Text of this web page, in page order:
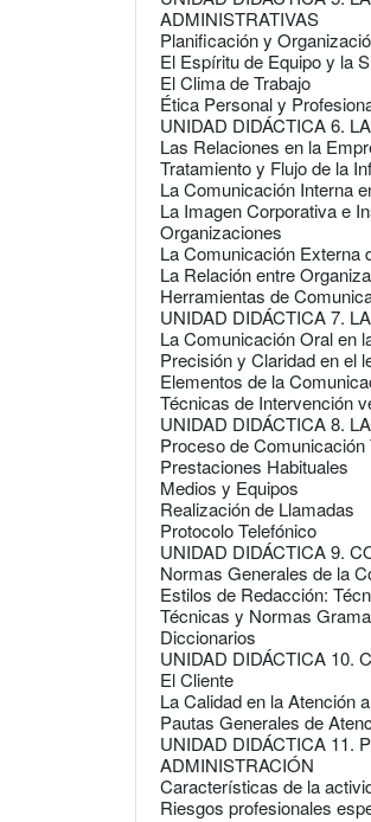
ADMINISTRATIVAS
Planificación y
El Espíritu de Equipo y la
El Clima de Trabajo
Ética Personal y
UNIDAD DIDÁCTICA 6.
Las Relaciones en la
Tratamiento y Flujo de la
La Comunicación Interna
La Imagen Corporativa e
Organizaciones
La Comunicación Externa
La Relación entre
Herramientas de
UNIDAD DIDÁCTICA 7.
La Comunicación Oral en
Precisión y Claridad en el
Elementos de la
Técnicas de Intervención
UNIDAD DIDÁCTICA 8.
Proceso de Comunicación
Prestaciones Habituales
Medios y Equipos
Realización de Llamadas
Protocolo Telefónico
UNIDAD DIDÁCTICA 9.
Normas Generales de la
Estilos de Redacción:
Técnicas y Normas
Diccionarios
UNIDAD DIDÁCTICA 10.
El Cliente
La Calidad en la Atención
Pautas Generales de
UNIDAD DIDÁCTICA 11.
ADMINISTRACIÓN
Características de la
Riesgos profesionales